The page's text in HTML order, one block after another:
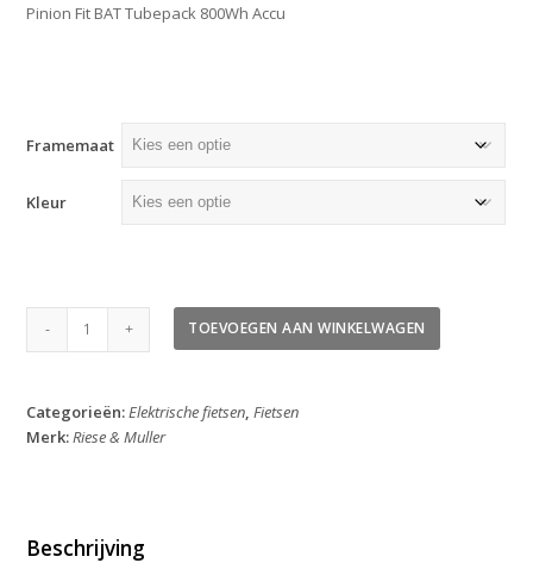
Pinion Fit BAT Tubepack 800Wh Accu
Framemaat
Kleur
Riese
5
Pinion
TOEVOEGEN AAN WINKELWAGEN
Categorieën:Elektrische fietsen,Fietsen
Merk:Riese & Muller
Beschrijving